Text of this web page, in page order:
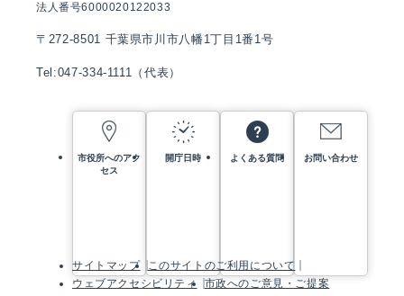
法人番号6000020122033
〒272-8501 千葉県市川市八幡1丁目1番1号
Tel:047-334-1111（代表）
市役所へのアク
セス
開庁日時 よくある質問 お問い合わせ
サイトマップ
このサイトのご利用について
ウェブアクセシビリティ
市政へのご意見・ご提案